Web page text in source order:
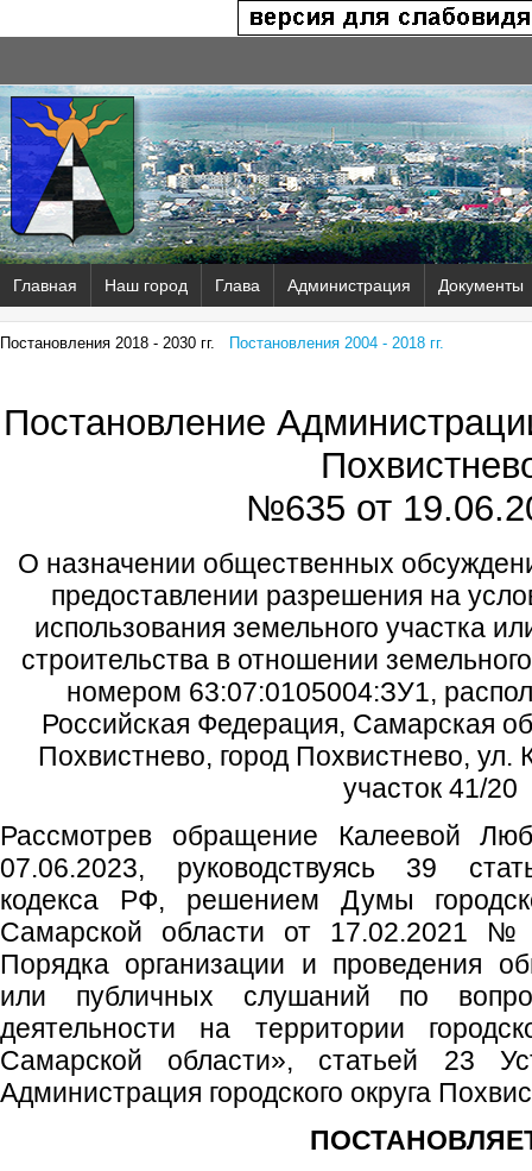
Главная Наш город Глава Администрация Документы
Постановления 2018 - 2030 гг. Постановления 2004 - 2018 гг.
Постановление
№635 от
О назначении общественных
предоставлении разрешения на
использования земельного участка
строительства в отношении
номером 63:07:0105004:ЗУ1,
Российская Федерация, Самарская
Похвистнево, город Похвистнево, ул.
участок 41/20
Рассмотрев обращение Калеевой
07.06.2023, руководствуясь 39
кодекса РФ, решением Думы
Самарской области от 17.02.2021
Порядка организации и проведения
или публичных слушаний по
деятельности на территории
Самарской области», статьей 23
Администрация городского округа